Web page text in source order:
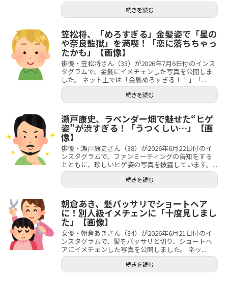
続きを読む
笠松将、「めろすぎる」金髪姿で「星の
や奈良監獄」を満喫！「恋に落ちちゃっ
たかも」【画像】
俳優・笠松将さん（33）が2026年7月6日付のインス
タグラムで、金髪にイメチェンした写真を公開しま
した。 ネット上では「金髪めろすぎる！！」「...
続きを読む
瀬戸康史、ラベンダー畑で魅せた“ヒゲ
姿”が渋すぎる！「うつくしい…」【画
像】
俳優・瀬戸康史さん（38）が2026年6月22日付のイ
ンスタグラムで、ファンミーティングの告知をする
とともに、珍しいヒゲ姿の写真を披露しています。...
続きを読む
朝倉あき、髪バッサリでショートヘア
に！別人級イメチェンに「十度見しまし
た」【画像】
女優・朝倉あきさん（34）が2026年6月21日付のイ
ンスタグラムで、髪をバッサリと切り、ショートヘ
アにイメチェンした写真を公開しました。 ネッ...
続きを読む